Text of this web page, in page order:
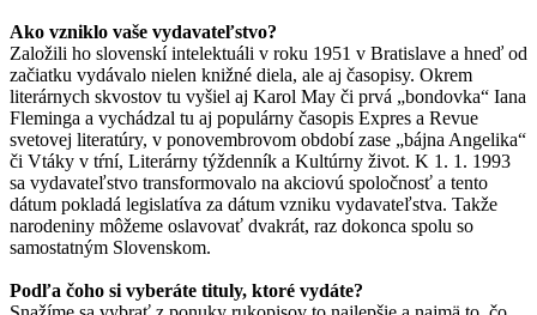
Ako vzniklo vaše vydavateľstvo?
Založili ho slovenskí intelektuáli v roku 1951 v Bratislave a hneď od
začiatku vydávalo nielen knižné diela, ale aj časopisy. Okrem
literárnych skvostov tu vyšiel aj Karol May či prvá „bondovka“ Iana
Fleminga a vychádzal tu aj populárny časopis Expres a Revue
svetovej literatúry, v ponovembrovom období zase „bájna Angelika“
či Vtáky v tŕní, Literárny týždenník a Kultúrny život. K 1. 1. 1993
sa vydavateľstvo transformovalo na akciovú spoločnosť a tento
dátum pokladá legislatíva za dátum vzniku vydavateľstva. Takže
narodeniny môžeme oslavovať dvakrát, raz dokonca spolu so
samostatným Slovenskom.
Podľa čoho si vyberáte tituly, ktoré vydáte?